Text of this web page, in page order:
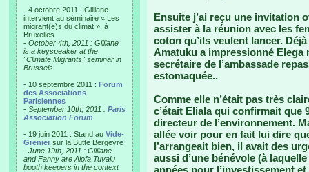
- 4 octobre 2011 : Gilliane
intervient au séminaire « Les
migrant(e)s du climat », à
Bruxelles
- October 4th, 2011 : Gilliane
is a keyspeaker at the
"Climate Migrants" seminar in
Brussels
- 10 septembre 2011 : Forum
des Associations
Parisiennes
- September 10th, 2011 : Paris
Association Forum
- 19 juin 2011 : Stand au Vide-
Grenier sur la Butte Bergeyre
- June 19th, 2011 : Gilliane
and Fanny are Alofa Tuvalu
booth keepers in the context
Ensuite j’ai reçu une invitation
assister à la réunion avec les
coton qu’ils veulent lancer.
Amatuku a impressionné Elega
secrétaire de l’ambassade
estomaquée..
Comme elle n’était pas très
c’était Eliala qui confirmait que
directeur de l’environnement.
allée voir pour en fait lui dire
l’arrangeait bien, il avait des
aussi d’une bénévole (à
années pour l’investissement